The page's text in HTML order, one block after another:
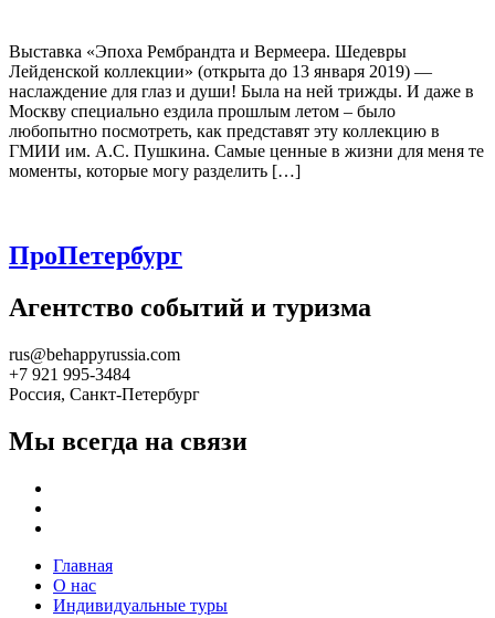
Выставка «Эпоха Рембрандта и Вермеера. Шедевры
Лейденской коллекции» (открыта до 13 января 2019) —
наслаждение для глаз и души! Была на ней трижды. И даже в
Москву специально ездила прошлым летом – было
любопытно посмотреть, как представят эту коллекцию в
ГМИИ им. А.С. Пушкина. Самые ценные в жизни для меня те
моменты, которые могу разделить […]
ПроПетербург
Агентство событий и туризма
rus@behappyrussia.com
+7 921 995-3484
Россия, Санкт-Петербург
Мы всегда на связи
Главная
О нас
Индивидуальные туры